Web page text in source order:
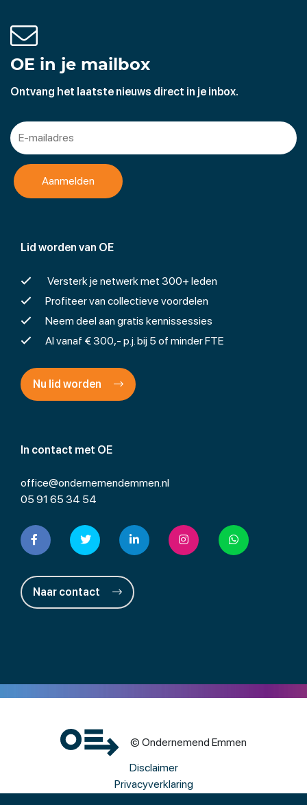
In contact met OE
office@ondernemendemmen.nl
05 91 65 34 54
Naar contact
Lid worden van OE
Versterk je netwerk met 300+ leden
Profiteer van collectieve voordelen
Neem deel aan gratis kennissessies
Al vanaf € 300,- p.j. bij 5 of minder FTE
Nu lid worden
OE in je mailbox
Ontvang het laatste nieuws direct in je inbox.
© Ondernemend Emmen
Disclaimer
Privacyverklaring